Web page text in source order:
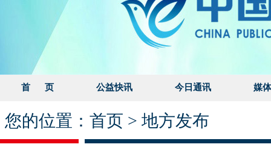
首 页 公益快讯 今日通讯 媒
您的位置： 首页 > 地方发布